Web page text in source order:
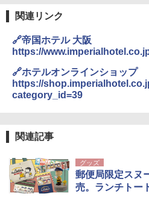
関連リンク
🔗帝国ホテル 大阪
https://
🔗ホテルオンラインショップ
https://
category_id=39
関連記事
グッズ
郵便局限定スヌ
売。ランチトー